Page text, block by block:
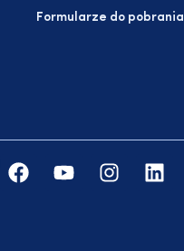
Formularze do pobrania